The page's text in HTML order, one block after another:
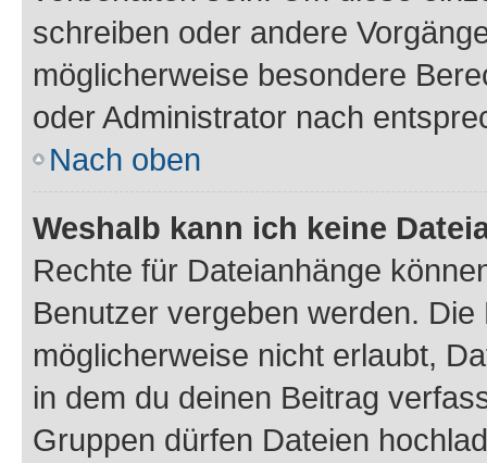
schreiben oder andere
möglicherweise besondere
oder Administrator nach
Nach oben
Weshalb kann ich keine
Rechte für Dateianhänge
Benutzer vergeben werden.
möglicherweise nicht erlaubt,
in dem du deinen Beitrag
Gruppen dürfen Dateien